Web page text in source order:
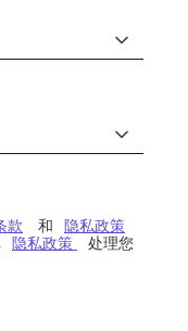
款 和 隐私政策
隐私政策
处理您